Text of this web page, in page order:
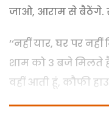
जाओ, आराम से बैठेंगे.
‘‘नहीं यार, घर पर
शाम को 3 बजे मिलते
वहीं आती हूं, कौफी